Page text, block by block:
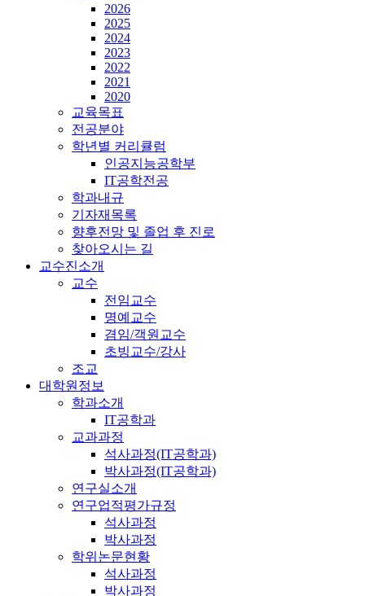
2026
2025
2024
2023
2022
2021
2020
교육목표
전공분야
학년별 커리큘럼
인공지능공학부
IT공학전공
학과내규
기자재목록
향후전망 및 졸업 후 진로
찾아오시는 길
교수진소개
교수
전임교수
명예교수
겸임/객원교수
초빙교수/강사
조교
대학원정보
학과소개
IT공학과
교과과정
석사과정(IT공학과)
박사과정(IT공학과)
연구실소개
연구업적평가규정
석사과정
박사과정
학위논문현황
석사과정
박사과정